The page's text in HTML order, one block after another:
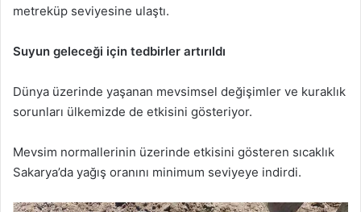
metreküp seviyesine ulaştı.
Suyun geleceği için tedbirler artırıldı
Dünya üzerinde yaşanan mevsimsel değişimler ve kuraklık
sorunları ülkemizde de etkisini gösteriyor.
Mevsim normallerinin üzerinde etkisini gösteren sıcaklık
Sakarya’da yağış oranını minimum seviyeye indirdi.